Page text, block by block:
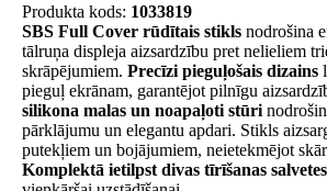
Produkta kods: 1033819
SBS Full Cover rūdītais stikls nodrošina
tālruņa displeja aizsardzību pret nelieliem
skrāpējumiem. Precīzi pieguļošais dizains
pieguļ ekrānam, garantējot pilnīgu
silikona malas un noapaļoti stūri
pārklājumu un elegantu apdari. Stikls
putekļiem un bojājumiem, neietekmējot
Komplektā ietilpst divas tīrīšanas salvetes